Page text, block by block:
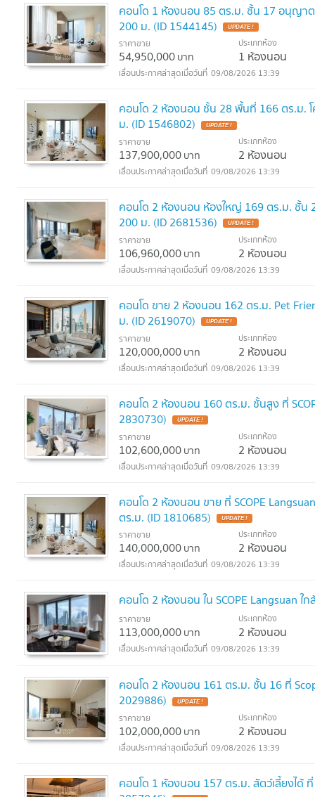
คอนโด 1 ห้องนอน 85 ตร.ม. ชั้น 17 อนุญาต
200 ม. (ID 1544145)
UPDATE !
ราคาขาย
54,950,000บาท
ประเภทห้อง
1 ห้องนอน
09/08/2026 13:39
คอนโด 2 ห้องนอน ชั้น 28 พื้นที่ 166 ตร.ม. โ
ม. (ID 1546802)
UPDATE !
ราคาขาย
137,900,000บาท
ประเภทห้อง
2 ห้องนอน
09/08/2026 13:39
คอนโด 2 ห้องนอน ห้องใหญ่ 169 ตร.ม. ชั้น
200 ม. (ID 2681536)
UPDATE !
ราคาขาย
106,960,000บาท
ประเภทห้อง
2 ห้องนอน
09/08/2026 13:39
คอนโด ขาย 2 ห้องนอน 162 ตร.ม. Pet
ม. (ID 2619070)
UPDATE !
ราคาขาย
120,000,000บาท
ประเภทห้อง
2 ห้องนอน
09/08/2026 13:39
คอนโด 2 ห้องนอน 160 ตร.ม. ชั้นสูง ที่
2830730)
UPDATE !
ราคาขาย
102,600,000บาท
ประเภทห้อง
2 ห้องนอน
09/08/2026 13:39
คอนโด 2 ห้องนอน ขาย ที่ SCOPE
ตร.ม. (ID 1810685)
UPDATE !
ราคาขาย
140,000,000บาท
ประเภทห้อง
2 ห้องนอน
09/08/2026 13:39
คอนโด 2 ห้องนอน ใน SCOPE Langsuan
ราคาขาย
113,000,000บาท
ประเภทห้อง
2 ห้องนอน
09/08/2026 13:39
คอนโด 2 ห้องนอน 161 ตร.ม. ชั้น 16 ที่
2029886)
UPDATE !
ราคาขาย
102,000,000บาท
ประเภทห้อง
2 ห้องนอน
09/08/2026 13:39
คอนโด 1 ห้องนอน 157 ตร.ม. สัตว์เลี้ยงได้